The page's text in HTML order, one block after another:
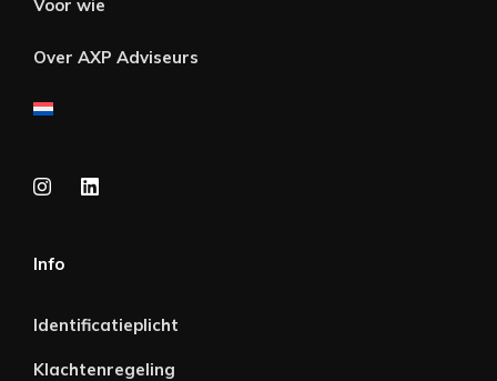
Voor wie
Over AXP Adviseurs
Info
Identificatieplicht
Klachtenregeling